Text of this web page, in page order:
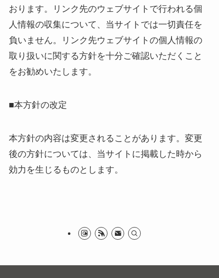
おります。リンク先のウェブサイトで行われる個
人情報の収集について、当サイトでは一切責任を
負いません。リンク先ウェブサイトの個人情報の
取り扱いに関する方針を十分ご確認いただくこと
をお勧めいたします。
■本方針の改定
本方針の内容は変更されることがあります。変更
後の方針については、当サイトに掲載した時から
効力を生じるものとします。